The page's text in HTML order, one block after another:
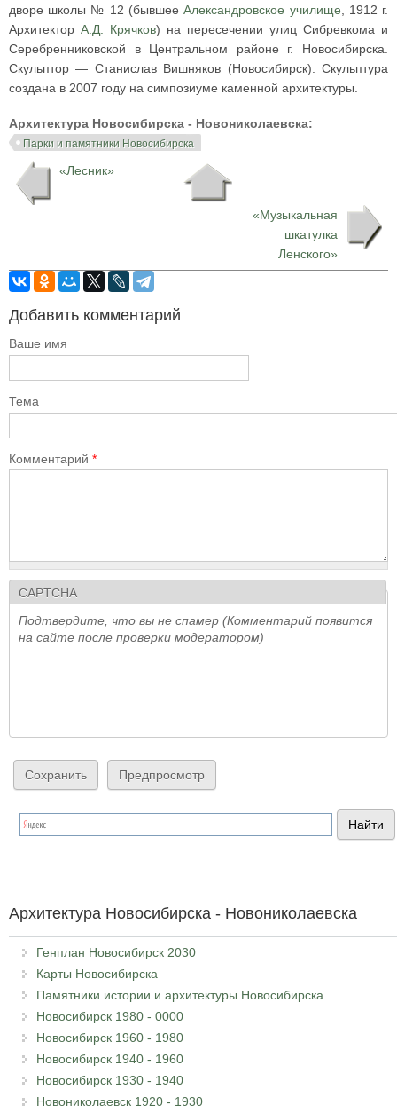
дворе школы № 12 (бывшееАлександровское училище , 1912 г.
Архитектор А.Д. Крячков) на пересечении улиц Сибревкома и
Серебренниковской в Центральном районе г. Новосибирска.
Скульптор — Станислав Вишняков (Новосибирск). Скульптура
создана в 2007 году на симпозиуме каменной архитектуры.
Архитектура Новосибирска - Новониколаевска:
Парки и памятники Новосибирска
«Лесник»
«Музыкальная
шкатулка
Ленского»
Добавить комментарий
Ваше имя
Тема
Комментарий *
CAPTCHA
Подтвердите, что вы не спамер (Комментарий появится
на сайте после проверки модератором)
Архитектура Новосибирска - Новониколаевска
Генплан Новосибирск 2030
Карты Новосибирска
Памятники истории и архитектуры Новосибирска
Новосибирск 1980 - 0000
Новосибирск 1960 - 1980
Новосибирск 1940 - 1960
Новосибирск 1930 - 1940
Новониколаевск 1920 - 1930